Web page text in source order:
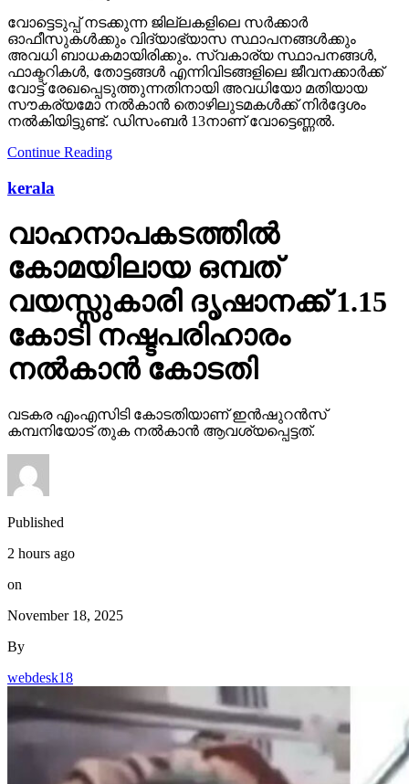
വോട്ടെടുപ്പ് നടക്കുന്ന ജില്ലകളിലെ സര്‍ക്കാര്‍
ഓഫീസുകള്‍ക്കും വിദ്യാഭ്യാസ സ്ഥാപനങ്ങള്‍ക്കും
അവധി ബാധകമായിരിക്കും. സ്വകാര്യ സ്ഥാപനങ്ങള്‍,
ഫാക്ടറികള്‍, തോട്ടങ്ങള്‍ എന്നിവിടങ്ങളിലെ ജീവനക്കാര്‍ക്ക്
വോട്ട് രേഖപ്പെടുത്തുന്നതിനായി അവധിയോ മതിയായ
സൗകര്യമോ നല്‍കാന്‍ തൊഴിലുടമകള്‍ക്ക് നിര്‍ദ്ദേശം
നല്‍കിയിട്ടുണ്ട്. ഡിസംബര്‍ 13നാണ് വോട്ടെണ്ണല്‍.
Continue Reading
kerala
വാഹനാപകടത്തില്‍
കോമയിലായ ഒമ്പത്
വയസ്സുകാരി ദൃഷാനക്ക് 1.15
കോടി നഷ്ടപരിഹാരം
നല്‍കാന്‍ കോടതി
വടകര എംഎസിടി കോടതിയാണ് ഇന്‍ഷുറന്‍സ്
കമ്പനിയോട് തുക നല്‍കാന്‍ ആവശ്യപ്പെട്ടത്.
Published
2 hours ago
on
November 18, 2025
By
webdesk18